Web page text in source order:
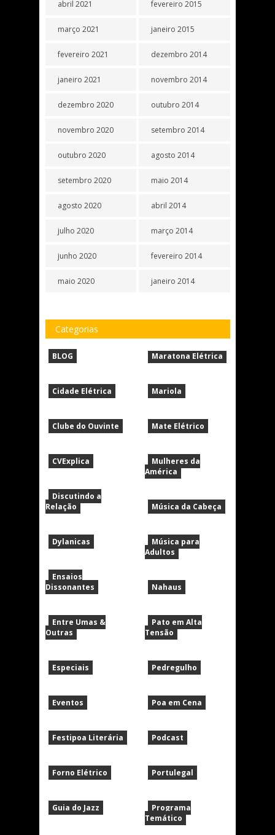
abril 2021
março 2021
fevereiro 2021
janeiro 2021
dezembro 2020
novembro 2020
outubro 2020
setembro 2020
agosto 2020
julho 2020
junho 2020
maio 2020
fevereiro 2015
janeiro 2015
dezembro 2014
novembro 2014
outubro 2014
setembro 2014
agosto 2014
maio 2014
abril 2014
março 2014
fevereiro 2014
janeiro 2014
Categorias
BLOG
Cidade Elétrica
Clube do Ouvinte
CVExplica
Discutindo a
Relação
Dylanicas
Ensaios
Dissonantes
Entre Umas &
Outras
Especiais
Eventos
Festipoa Literária
Forno Elétrico
Guia do Jazz
Maratona Elétrica
Mariola
Mate Elétrico
Mulheres da
América
Música da Cabeça
Música para
Adultos
Nahaus
Pato em Alta
Tensão
Pedregulho
Poa em Cena
Podcast
Portulegal
Programa
Temático